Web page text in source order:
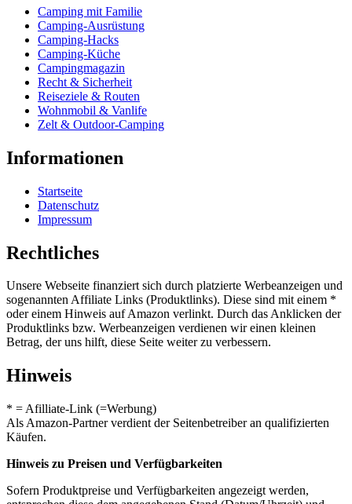
Camping mit Familie
Camping-Ausrüstung
Camping-Hacks
Camping-Küche
Campingmagazin
Recht & Sicherheit
Reiseziele & Routen
Wohnmobil & Vanlife
Zelt & Outdoor-Camping
Informationen
Startseite
Datenschutz
Impressum
Rechtliches
Unsere Webseite finanziert sich durch platzierte Werbeanzeigen und
sogenannten Affiliate Links (Produktlinks). Diese sind mit einem *
oder einem Hinweis auf Amazon verlinkt. Durch das Anklicken der
Produktlinks bzw. Werbeanzeigen verdienen wir einen kleinen
Betrag, der uns hilft, diese Seite weiter zu verbessern.
Hinweis
* = Afilliate-Link (=Werbung)
Als Amazon-Partner verdient der Seitenbetreiber an qualifizierten
Käufen.
Hinweis zu Preisen und Verfügbarkeiten
Sofern Produktpreise und Verfügbarkeiten angezeigt werden,